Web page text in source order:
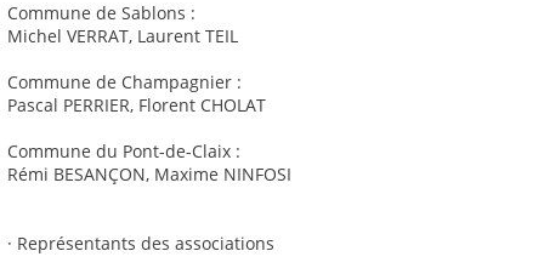
Commune de Sablons :
Michel VERRAT, Laurent TEIL
Commune de Champagnier :
Pascal PERRIER, Florent CHOLAT
Commune du Pont-de-Claix :
Rémi BESANÇON, Maxime NINFOSI
· Représentants des associations